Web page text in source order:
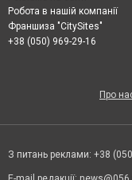
Робота в нашій компанії
Франшиза "CitySites"
+38 (050) 969-29-16
Про
З питань реклами: +38